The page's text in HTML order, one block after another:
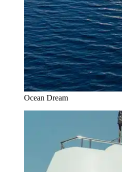
Ocean Dream